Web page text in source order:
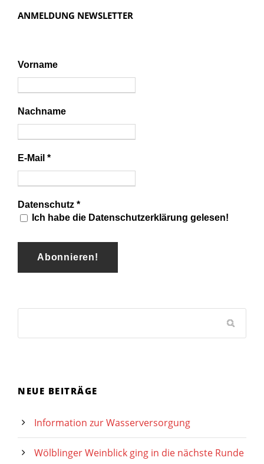
ANMELDUNG NEWSLETTER
Vorname
Nachname
E-Mail *
Datenschutz *
Ich habe die Datenschutzerklärung gelesen!
NEUE BEITRÄGE
Information zur Wasserversorgung
Wölblinger Weinblick ging in die nächste Runde